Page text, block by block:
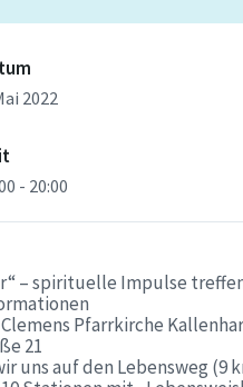
2022
- 20:00
– spirituelle Impulse
Pfarrkirche
21
uns auf den Lebensweg (9